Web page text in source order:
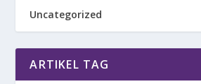
Uncategorized
ARTIKEL TAG